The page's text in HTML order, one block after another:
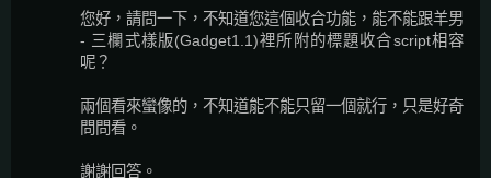
您好，請問一下，不知道您這個收合功能，能不能跟羊男
- 三欄式樣版(Gadget1.1)裡所附的標題收合script相容
呢？
兩個看來蠻像的，不知道能不能只留一個就行，只是好奇
問問看。
謝謝回答。